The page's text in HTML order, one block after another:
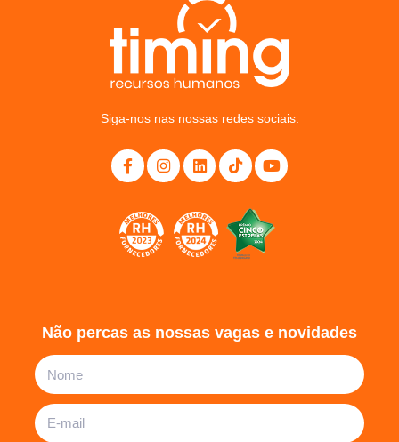
Siga-nos nas nossas redes sociais:
Não percas as nossas vagas e novidades